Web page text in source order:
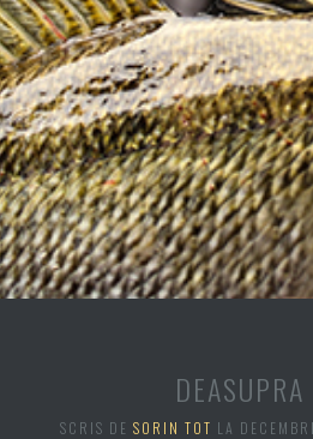
SCRIS DE SORIN TOT LA